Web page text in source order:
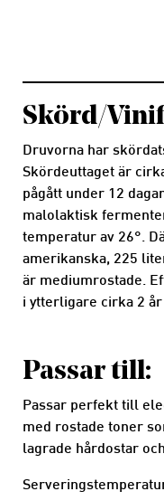
Skörd/
Druvorna har
Skördeuttaget är
pågått under 12
malolaktisk
temperatur av 26°.
amerikanska, 225
är mediumrostade.
i ytterligare cirka 2 år
Passar till:
Passar perfekt till
med rostade toner
lagrade hårdostar